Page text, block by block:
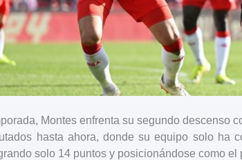
Montes enfrenta su segundo descenso
hasta ahora, donde su equipo solo ha
solo 14 puntos y posicionándose como el